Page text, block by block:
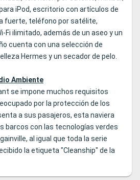
iPod, escritorio con artículos de
fuerte, teléfono por satélite,
Fi ilimitado, además de un aseo y un
cuenta con una selección de
Hermes y un secador de pelo.
Ambiente
se impone muchos requisitos
por la protección de los
a sus pasajeros, esta naviera
barcos con las tecnologías verdes
al igual que toda la serie
la etiqueta "Cleanship" de la